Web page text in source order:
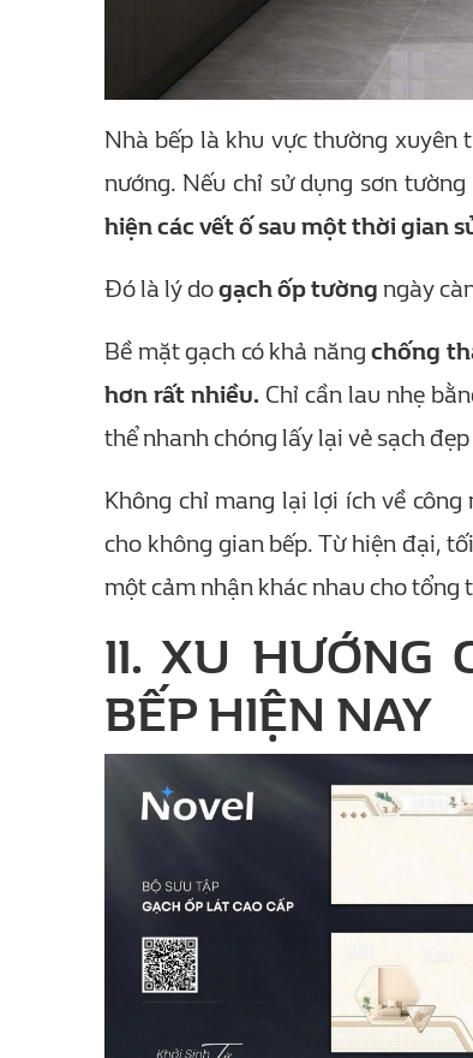
Nhà bếp là khu vực thường xuyên
nướng. Nếu chỉ sử dụng sơn
hiện các vết ố sau một thời gian
Đó là lý dogạch ốp tường ngày
Bề mặt gạch có khả năngchống
hơn rất nhiều. Chỉ cần lau nhẹ
thể nhanh chóng lấy lại vẻ sạch
Không chỉ mang lại lợi ích về
cho không gian bếp. Từ hiện đại,
một cảm nhận khác nhau cho tổng
II. XU HƯỚNG
BẾP HIỆN NAY